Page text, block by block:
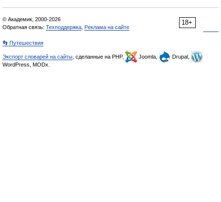
18+
© Академик, 2000-2026
Обратная связь: Техподдержка Реклама на сайте
👣 Путешествия
Экспорт словарей на сайты , сделанные на PHP, Joomla,
Drupal,
WordPress, MODx.